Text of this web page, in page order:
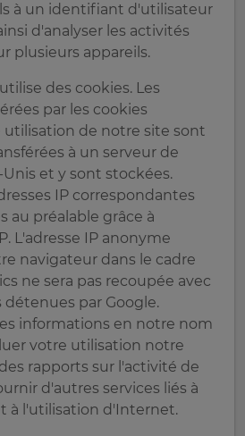
à un identifiant d'utilisateur
d'analyser les activités
plusieurs appareils.
des cookies. Les
par les cookies
de notre site sont
à un serveur de
et y sont stockées.
IP correspondantes
au préalable grâce à
L'adresse IP anonyme
navigateur dans le cadre
ne sera pas recoupée avec
par Google.
informations en notre nom
votre utilisation notre
rapports sur l'activité de
d'autres services liés à
à l'utilisation d'Internet.